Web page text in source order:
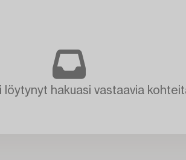
löytynyt hakuasi vastaavia